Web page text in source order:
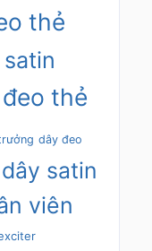
thẻ
thẻ
dây đeo
satin
viên